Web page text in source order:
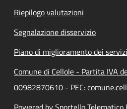
Riepilogo valutazioni
Segnalazione disservizio
Piano di miglioramento dei servizi
Comune di Cellole - Partita IVA
00982870610 - PEC: